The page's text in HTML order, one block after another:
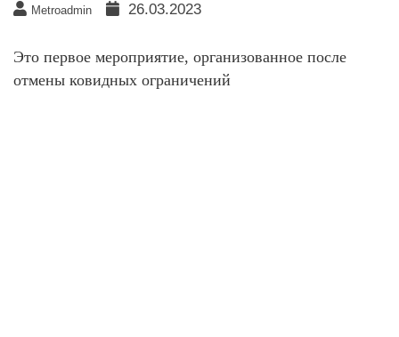
Metroadmin 26.03.2023
Это первое мероприятие, организованное после
отмены ковидных ограничений